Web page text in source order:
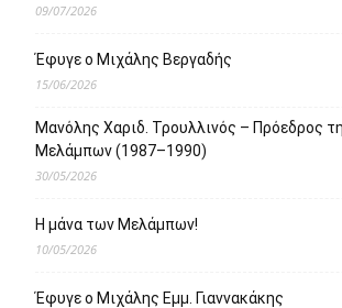
09/07/2026
Έφυγε ο Μιχάλης Βεργαδής
15/06/2026
Μανόλης Χαριδ. Τρουλλινός – Πρόεδρος
Μελάμπων (1987–1990)
30/05/2026
Η μάνα των Μελάμπων!
10/05/2026
Έφυγε ο Μιχάλης Εμμ. Γιαννακάκης